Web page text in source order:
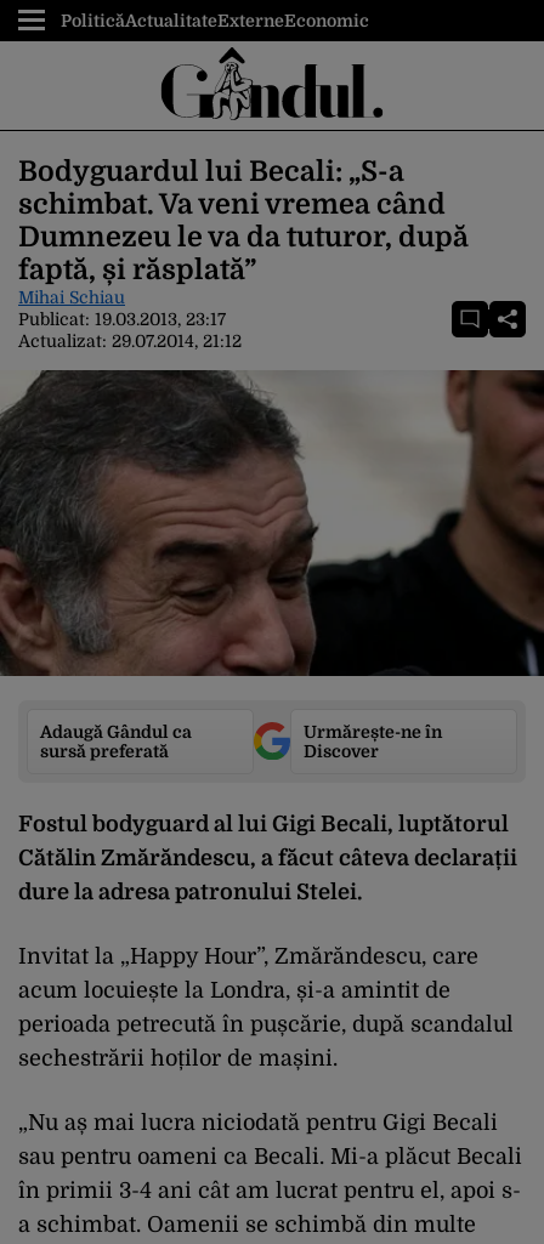
PoliticăActualitateExterneEconomic
Bodyguardul lui Becali: „S-a
schimbat. Va veni vremea când
Dumnezeu le va da tuturor, după
faptă, și răsplată”
Mihai Schiau
Publicat: 19.03.2013, 23:17
Actualizat: 29.07.2014, 21:12
Adaugă Gândul ca
sursă preferată
Urmărește-ne în
Discover
Fostul bodyguard al lui Gigi Becali, luptătorul
Cătălin Zmărăndescu, a făcut câteva declarații
dure la adresa patronului Stelei.
Invitat la „Happy Hour”, Zmărăndescu, care
acum locuiește la Londra, și-a amintit de
perioada petrecută în pușcărie, după scandalul
sechestrării hoților de mașini.
„Nu aș mai lucra niciodată pentru Gigi Becali
sau pentru oameni ca Becali. Mi-a plăcut Becali
în primii 3-4 ani cât am lucrat pentru el, apoi s-
a schimbat. Oamenii se schimbă din multe